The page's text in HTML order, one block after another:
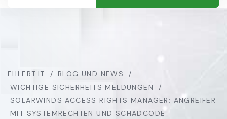
EHLERT.IT
BLOG UND NEWS
WICHTIGE SICHERHEITS MELDUNGEN
SOLARWINDS ACCESS RIGHTS MANAGER: ANGREIFER
MIT SYSTEMRECHTEN UND SCHADCODE